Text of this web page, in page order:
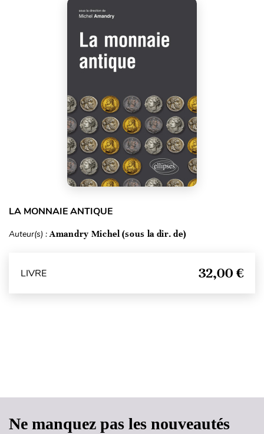
LA MONNAIE ANTIQUE
Auteur(s) :Amandry Michel (sous la dir. de)
LIVRE 32,00 €
Ne manquez pas les nouveautés